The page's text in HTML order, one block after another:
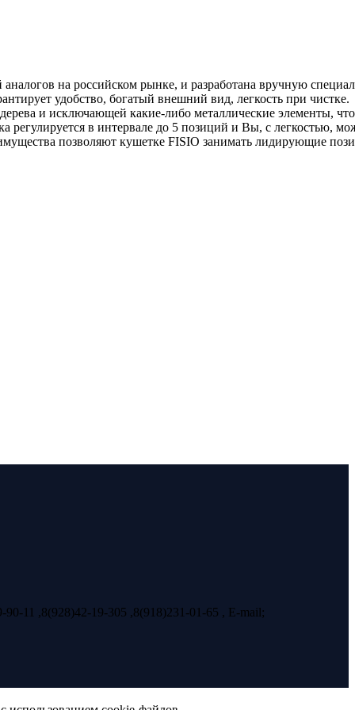
на российском рынке, и разработана вручную
удобство, богатый внешний вид, легкость при чистке.
и исключающей какие-либо металлические элементы,
регулируется в интервале до 5 позиций и Вы, с легкостью,
позволяют кушетке FISIO занимать лидирующие
11 ,8(928)42-19-305 ,8(918)231-01-65 , E-mail;